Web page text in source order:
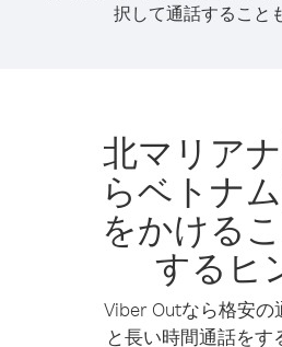
択して通話すること
北マリア
らベトナ
をかける
するヒ
Viber Outなら格安の
と長い時間通話をす